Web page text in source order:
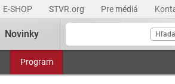
E-SHOP STVR.org Pre médiá
Program
Novinky